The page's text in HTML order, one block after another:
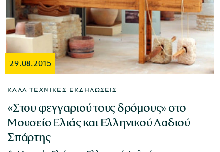
29.08.2015
ΚΑΛΛΙΤΕΧΝΙΚΈΣ ΕΚΔΗΛΏΣΕΙΣ
«Στου φεγγαριού τους δρόμους» στο
Μουσείο Ελιάς και Ελληνικού Λαδιού
Σπάρτης